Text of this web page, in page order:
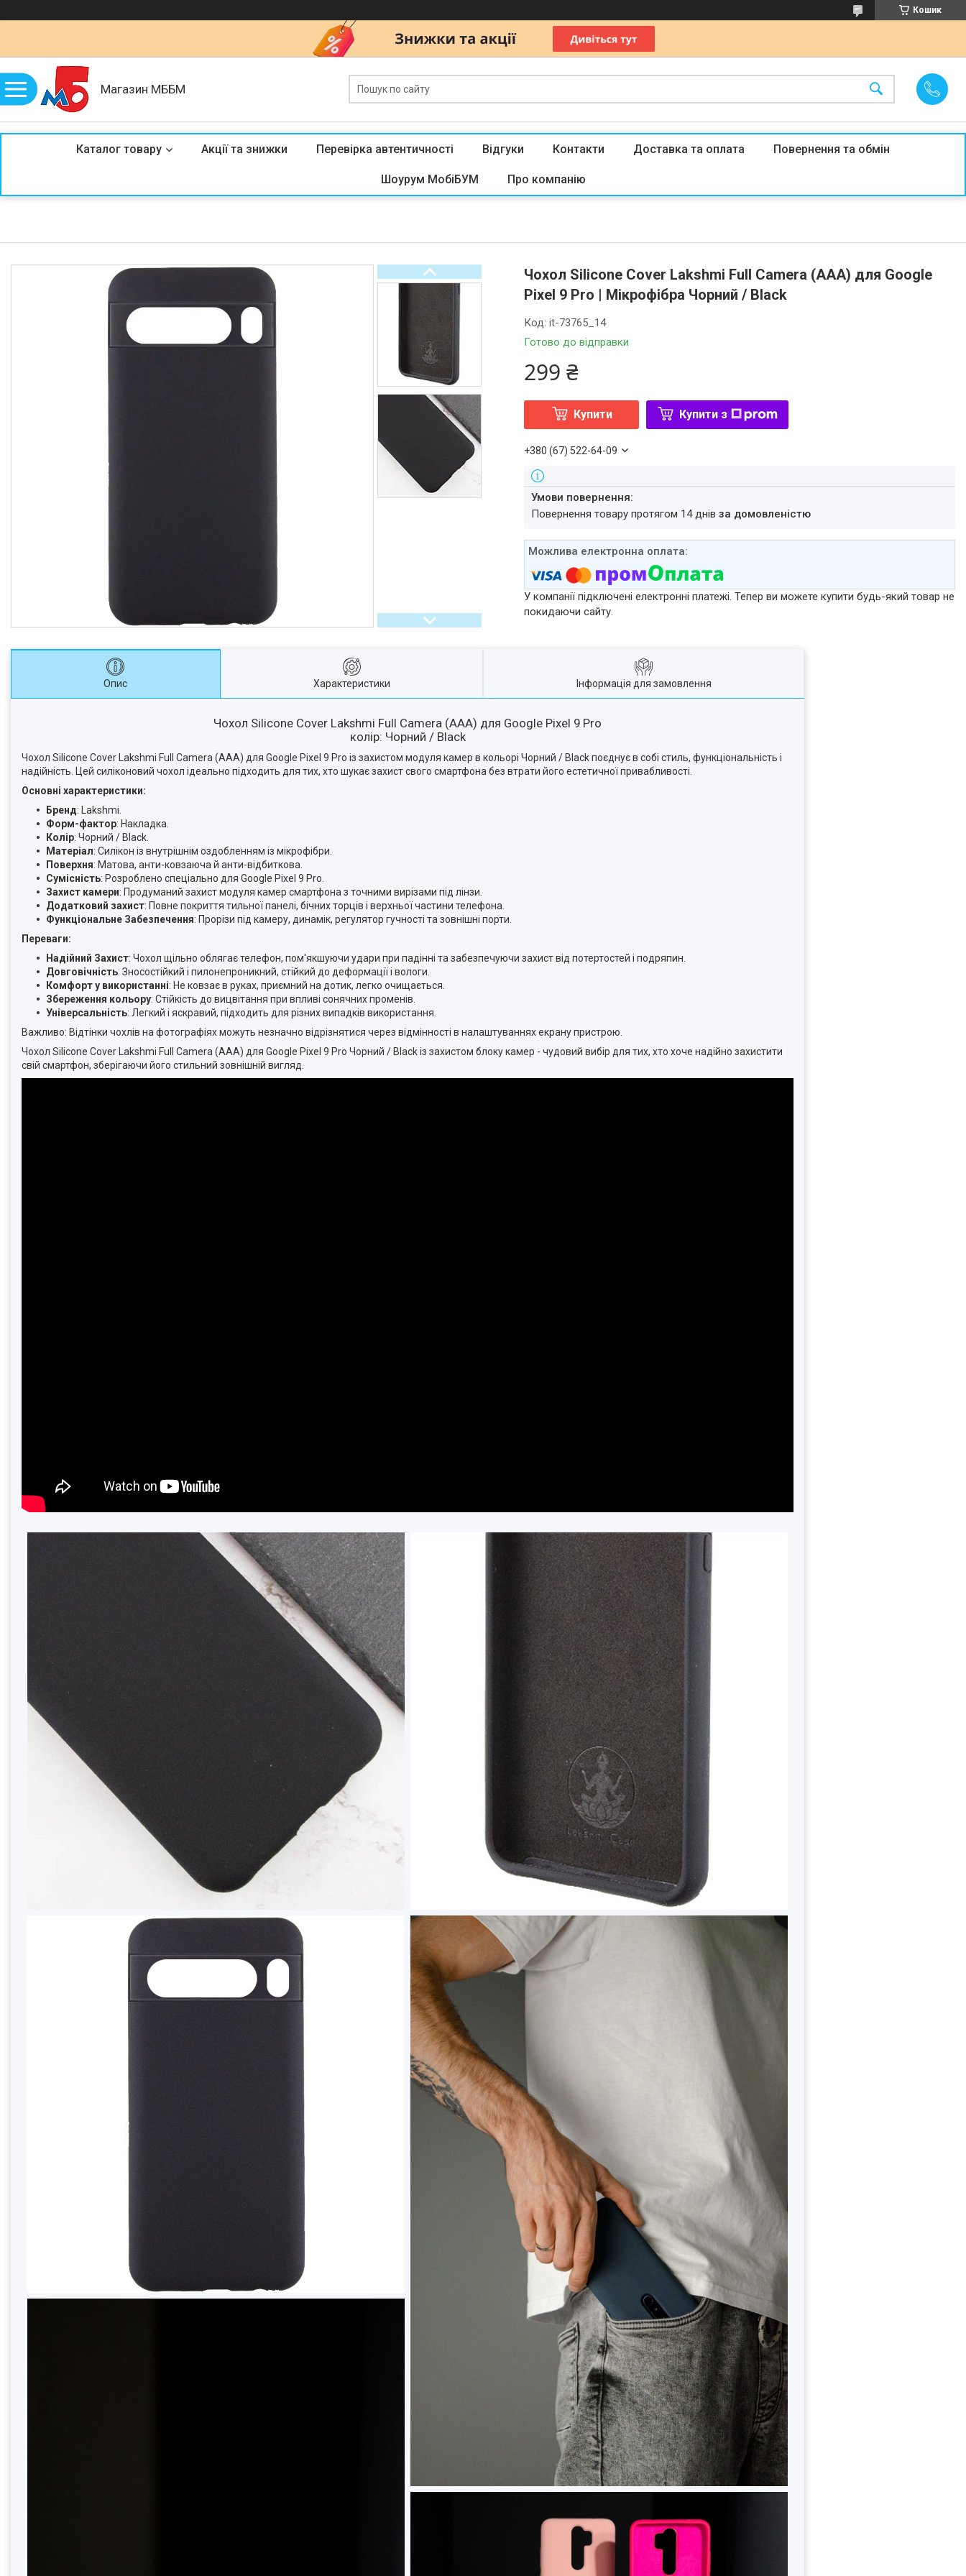
Кошик
Магазин МББМ
Каталог товару Акції та знижки Перевірка автентичності Відгуки Контакти Доставка та оплата Повернення та обмін
Шоурум МобіБУМ Про компанію
Чохол Silicone Cover Lakshmi Full Camera (AAA) для Google
Pixel 9 Pro | Мікрофібра Чорний / Black
Готово до відправки
Код:it-73765_14
299 ₴
Купити Купити з
+380 (67) 522-64-09
повернення товару протягом 14 днівза домовленістю
У компанії підключені електронні платежі. Тепер ви можете купити будь-який товар не
покидаючи сайту.
Опис Характеристики Інформація для замовлення
Чохол Silicone Cover Lakshmi Full Camera (AAA) для Google Pixel 9 Pro
колір: Чорний / Black
Чохол Silicone Cover Lakshmi Full Camera (AAA) для Google Pixel 9 Pro із захистом модуля камер в кольорі Чорний / Black поєднує в собі стиль, функціональність і
надійність. Цей силіконовий чохол ідеально підходить для тих, хто шукає захист свого смартфона без втрати його естетичної привабливості.
Основні характеристики:
Бренд: Lakshmi.
Форм-фактор: Накладка.
Колір: Чорний / Black.
Матеріал: Силікон із внутрішнім оздобленням із мікрофібри.
Поверхня: Матова, анти-ковзаюча й анти-відбиткова.
Сумісність: Розроблено спеціально для Google Pixel 9 Pro.
Захист камери: Продуманий захист модуля камер смартфона з точними вирізами під лінзи.
Додатковий захист: Повне покриття тильної панелі, бічних торців і верхньої частини телефона.
Функціональне Забезпечення: Прорізи під камеру, динамік, регулятор гучності та зовнішні порти.
Переваги:
Надійний Захист: Чохол щільно облягає телефон, пом'якшуючи удари при падінні та забезпечуючи захист від потертостей і подряпин.
Довговічність: Зносостійкий і пилонепроникний, стійкий до деформації і вологи.
Комфорт у використанні: Не ковзає в руках, приємний на дотик, легко очищається.
Збереження кольору: Стійкість до вицвітання при впливі сонячних променів.
Універсальність: Легкий і яскравий, підходить для різних випадків використання.
Важливо: Відтінки чохлів на фотографіях можуть незначно відрізнятися через відмінності в налаштуваннях екрану пристрою.
Чохол Silicone Cover Lakshmi Full Camera (AAA) для Google Pixel 9 Pro Чорний / Black із захистом блоку камер - чудовий вибір для тих, хто хоче надійно захистити
свій смартфон, зберігаючи його стильний зовнішній вигляд.